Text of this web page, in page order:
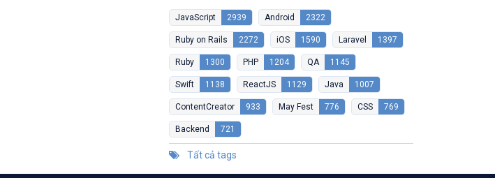
JavaScript 2939 Android 2322
Ruby on Rails 2272 iOS 1590 Laravel 1397
Ruby 1300 PHP 1204 QA 1145
Swift 1138 ReactJS 1129 Java 1007
ContentCreator 933 May Fest 776 CSS 769
Backend 721
Tất cả tags